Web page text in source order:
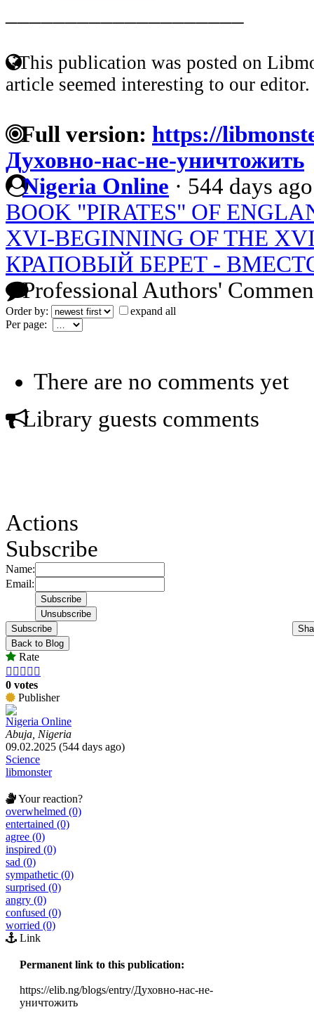
This publication was posted on
article seemed interesting to our editor.
Full version: https://
Духовно-нас-не-уничтожить
Nigeria Online · 544 days ago
BOOK "PIRATES" OF
XVI-BEGINNING OF THE
КРАПОВЫЙ БЕРЕТ -
Professional Authors'
Order by:
expand all
Per page:
There are no comments yet
Library guests comments
Actions
Subscribe
Name:
Email:
Subscribe
Back to Blog
Rate
    
0 votes
Publisher
Nigeria Online
Abuja, Nigeria
09.02.2025 (544 days ago)
Science
libmonster
Your reaction?
overwhelmed (0)
entertained (0)
agree (0)
inspired (0)
sad (0)
sympathetic (0)
surprised (0)
angry (0)
confused (0)
worried (0)
Link
Permanent link to this publication:
https://elib.ng/blogs/entry/Духовно-нас-не-
уничтожить